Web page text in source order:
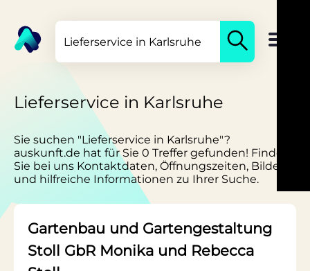
Lieferservice in Karlsruhe
Sie suchen "Lieferservice in Karlsruhe"?
auskunft.de hat für Sie 0 Treffer gefunden! Finden
Sie bei uns Kontaktdaten, Öffnungszeiten, Bilder
und hilfreiche Informationen zu Ihrer Suche.
Gartenbau und Gartengestaltung
Stoll GbR Monika und Rebecca